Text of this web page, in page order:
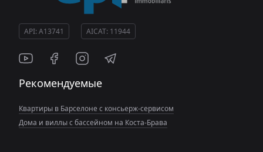
API: A13741 AICAT: 11944
Рекомендуемые
Квартиры в Барселоне с консьерж-сервисом
Дома и виллы с бассейном на Коста-Брава